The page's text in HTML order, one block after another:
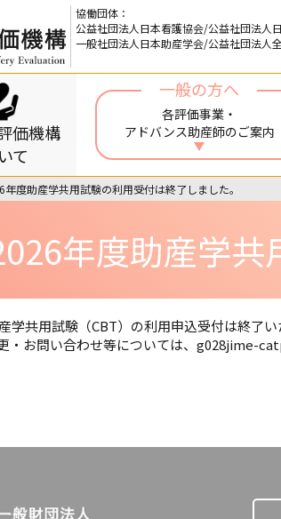
協働団体：
公益社団法人日本看護協会/公益社団法人
一般社団法人日本助産学会/公益社団法人
価機構
て
一般の方へ
各評価事業・
アドバンス助産師のご案内
年度助産学共用試験の利用受付は終了しました。
年度助産学共
学共用試験（CBT）の利用申込受付は終了い
・お問い合わせ等については、 g028jime-